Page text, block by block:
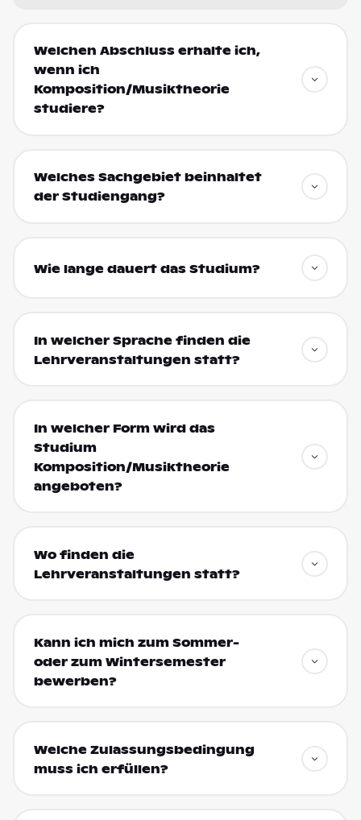
Welchen Abschluss erhalte ich,
wenn ich
Komposition/Musiktheorie
studiere?
Welches Sachgebiet beinhaltet
der Studiengang?
Wie lange dauert das Studium?
In welcher Sprache finden die
Lehrveranstaltungen statt?
In welcher Form wird das
Studium
Komposition/Musiktheorie
angeboten?
Wo finden die
Lehrveranstaltungen statt?
Kann ich mich zum Sommer-
oder zum Wintersemester
bewerben?
Welche Zulassungsbedingung
muss ich erfüllen?